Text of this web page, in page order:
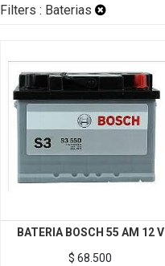
Filters : Baterias
BATERIA BOSCH 55 AM 12 V
$ 68.500